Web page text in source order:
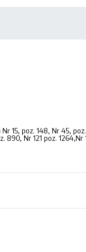
15, poz. 148, Nr 45,
Nr 121 poz. 1264,Nr